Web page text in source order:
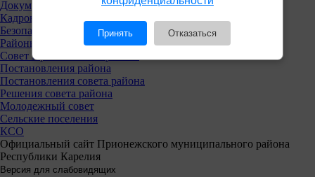
Принять Отказаться
Документы
Кадровая политика
Безопасность
Районный совет
Совет Прионежского района
Постановления района
Постановления совета района
Решения совета района
Молодежный совет
Сельские поселения
КСО
Официальный сайт Прионежского муниципального района
Республики Карелия